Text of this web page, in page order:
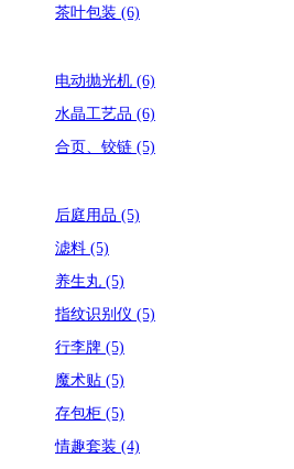
茶叶包装 (6)
电动抛光机 (6)
水晶工艺品 (6)
合页、铰链 (5)
后庭用品 (5)
滤料 (5)
养生丸 (5)
指纹识别仪 (5)
行李牌 (5)
魔术贴 (5)
存包柜 (5)
情趣套装 (4)